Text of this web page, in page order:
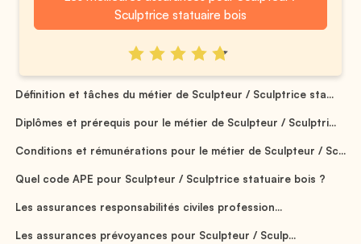
Sculptrice statuaire bois
Définition et tâches du métier de Sculpteur / Sculptrice sta...
Diplômes et prérequis pour le métier de Sculpteur / Sculptri...
Conditions et rémunérations pour le métier de Sculpteur / Sc...
Quel code APE pour Sculpteur / Sculptrice statuaire bois ?
Les assurances responsabilités civiles profession...
Les assurances prévoyances pour Sculpteur / Sculp...